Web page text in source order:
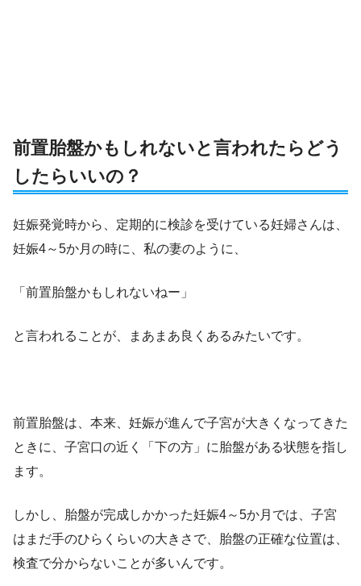
前置胎盤かもしれないと言われたらどう
したらいいの？
妊娠発覚時から、定期的に検診を受けている妊婦さんは、
妊娠4～5か月の時に、私の妻のように、
「前置胎盤かもしれないねー」
と言われることが、まあまあ良くあるみたいです。
前置胎盤は、本来、妊娠が進んで子宮が大きくなってきた
ときに、子宮口の近く「下の方」に胎盤がある状態を指し
ます。
しかし、胎盤が完成しかかった妊娠4～5か月では、子宮
はまだ手のひらくらいの大きさで、胎盤の正確な位置は、
検査で分からないことが多いんです。